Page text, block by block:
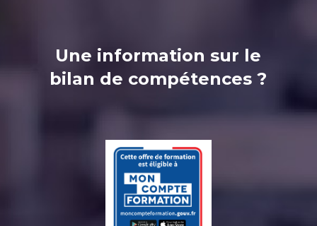
Une information sur le
bilan de compétences ?